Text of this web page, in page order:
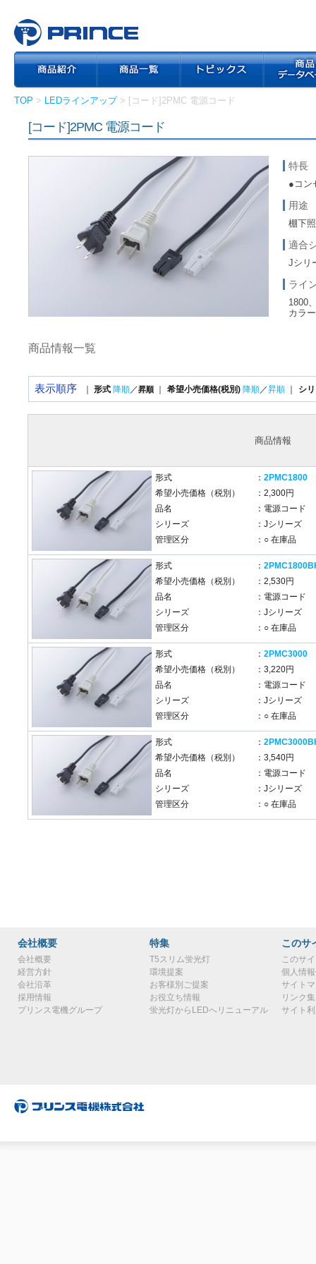
TOP > LEDラインアップ> [コード]2PMC 電源コード
[コード]2PMC 電源コード
特長
●コン
用途
棚下
適合
Jシリ
ライ
1800
カラ
商品情報一覧
表示順序 形式 降順／昇順 希望小売価格(税別) 降順／昇順 シ
商品情報
形式 ： 2PMC1800
希望小売価格（税別）
：2,300円
品名
：電源コード
シリーズ
：Jシリーズ
管理区分
：○ 在庫品
形式 ：
希望小売価格（税別）
：2,530円
品名
：電源コード
シリーズ
：Jシリーズ
管理区分
：○ 在庫品
形式 ： 2PMC3000
希望小売価格（税別）
：3,220円
品名
：電源コード
シリーズ
：Jシリーズ
管理区分
：○ 在庫品
形式 ：
希望小売価格（税別）
：3,540円
品名
：電源コード
シリーズ
：Jシリーズ
管理区分
：○ 在庫品
会社概要
会社概要
経営方針
会社沿革
採用情報
プリンス電機グループ
特集
T5スリム蛍光灯
環境提案
お客様別ご提案
お役立ち情報
蛍光灯からLEDへリニューアル
このサ
このサ
個人情
サイト
リンク集
サイト